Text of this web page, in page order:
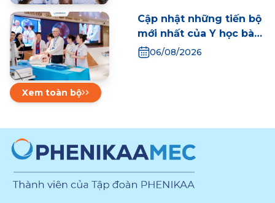
Phenikaa
Cập nhật những tiến bộ
mới nhất của Y học bào
thai thế giới tại ngày
06/08/2026
Xem toàn bộ